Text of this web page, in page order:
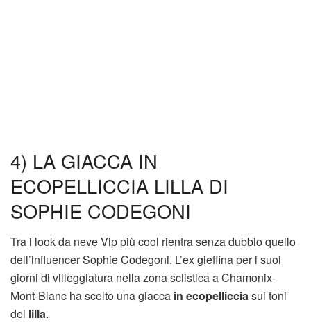
4) LA GIACCA IN
ECOPELLICCIA LILLA DI
SOPHIE CODEGONI
Tra i look da neve Vip più cool rientra senza dubbio quello
dell’influencer Sophie Codegoni. L’ex gieffina per i suoi
giorni di villeggiatura nella zona sciistica a Chamonix-
Mont-Blanc ha scelto una giacca in ecopellicciasui toni
del lilla.